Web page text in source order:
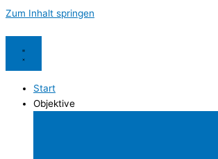
Zum Inhalt springen
Start
Objektive